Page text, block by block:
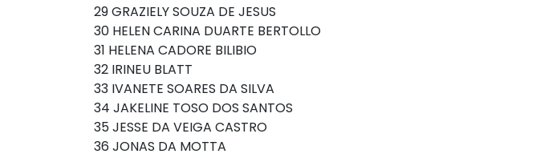
29 GRAZIELY SOUZA DE JESUS
30 HELEN CARINA DUARTE BERTOLLO
31 HELENA CADORE BILIBIO
32 IRINEU BLATT
33 IVANETE SOARES DA SILVA
34 JAKELINE TOSO DOS SANTOS
35 JESSE DA VEIGA CASTRO
36 JONAS DA MOTTA